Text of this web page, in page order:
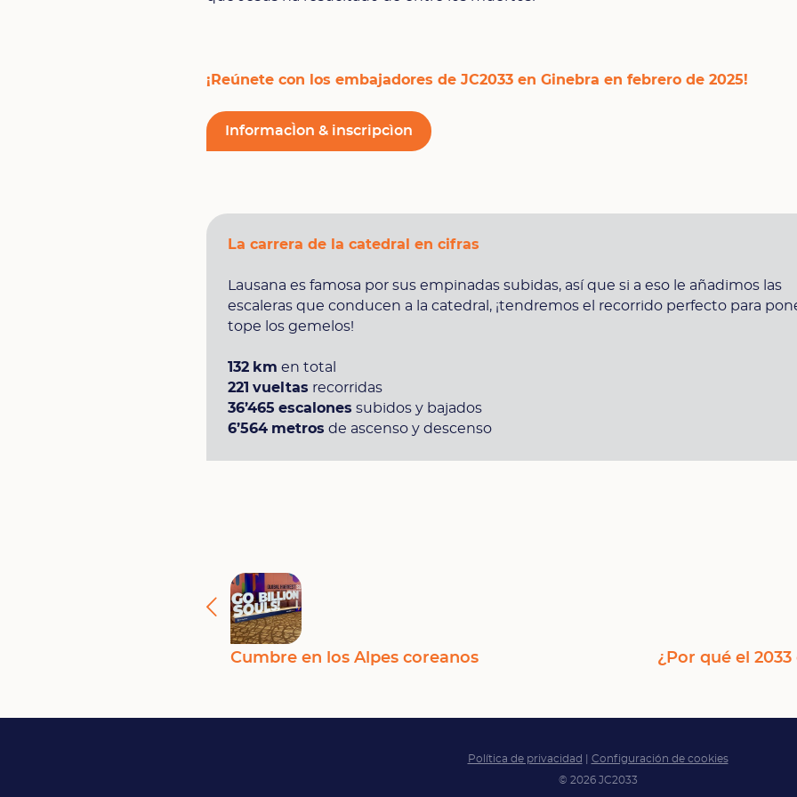
¡Reúnete con los embajadores de JC2033 en Ginebra en febrero de 2025!
InformacÌon & inscripcìon
La carrera de la catedral en cifras
Lausana es famosa por sus empinadas subidas, así que si a eso le añadimos las
escaleras que conducen a la catedral, ¡tendremos el recorrido perfecto para
tope los gemelos!
132 km en total
221 vueltas recorridas
36’465 escalones subidos y bajados
6’564 metros de ascenso y descenso
Cumbre en los Alpes coreanos ¿Por qué el
Política de privacidad Configuración de cookies
© 2026 JC2033